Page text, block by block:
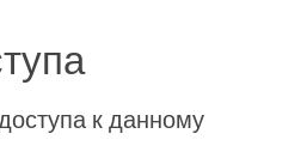
к данному